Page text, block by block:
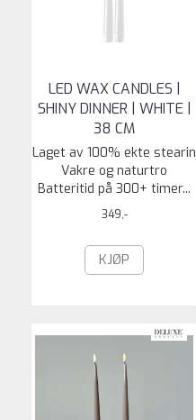
LED WAX CANDLES |
SHINY DINNER | WHITE |
38 CM
Laget av 100% ekte stearin
Vakre og naturtro
Batteritid på 300+ timer...
349,-
KJØP